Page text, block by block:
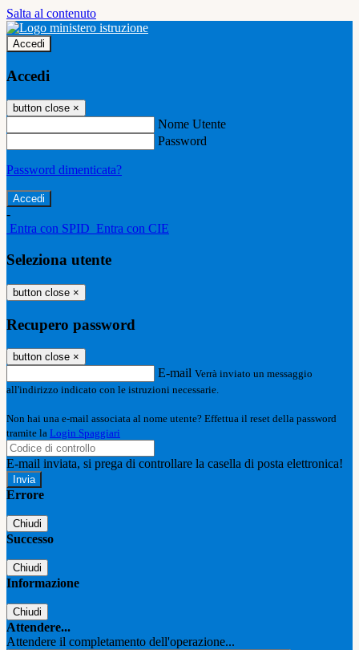
Salta al contenuto
Accedi
Accedi
button close ×
Nome Utente
Password
Password dimenticata?
-
Entra con SPID Entra con CIE
Seleziona utente
button close ×
Recupero password
button close ×
E-mail Verrà inviato un messaggio
all'indirizzo indicato con le istruzioni necessarie.
Non hai una e-mail associata al nome utente? Effettua il reset della password
tramite la Login Spaggiari
E-mail inviata, si prega di controllare la casella di posta elettronica!
Errore
Chiudi
Successo
Chiudi
Informazione
Chiudi
Attendere...
Attendere il completamento dell'operazione...